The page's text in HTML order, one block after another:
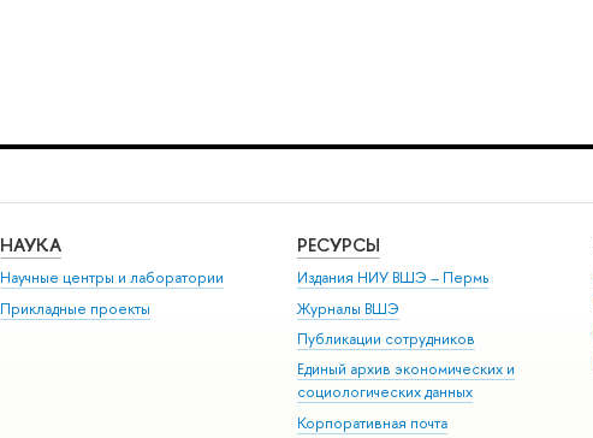
НАУКА
Научные центры и лаборатории
Прикладные проекты
РЕСУРСЫ
Издания НИУ ВШЭ ­– Пермь
Журналы ВШЭ
Публикации сотрудников
Единый архив экономических и
социологических данных
Корпоративная почта